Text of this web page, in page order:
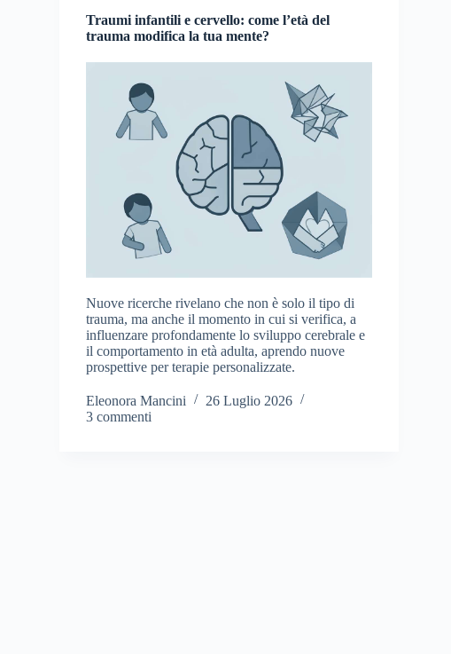
Traumi infantili e cervello: come l’età del
trauma modifica la tua mente?
Nuove ricerche rivelano che non è solo il tipo di
trauma, ma anche il momento in cui si verifica, a
influenzare profondamente lo sviluppo cerebrale e
il comportamento in età adulta, aprendo nuove
prospettive per terapie personalizzate.
Eleonora Mancini
26 Luglio 2026
3 commenti